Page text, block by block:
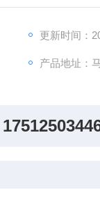
更新时间：
产品地址：